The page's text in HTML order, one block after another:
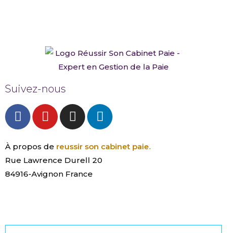
Suivez-nous
À propos de reussir son cabinet paie.
Rue Lawrence Durell 20
84916-Avignon France